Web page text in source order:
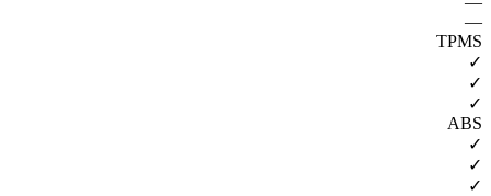
—
TPMS
✓
✓
✓
ABS
✓
✓
✓